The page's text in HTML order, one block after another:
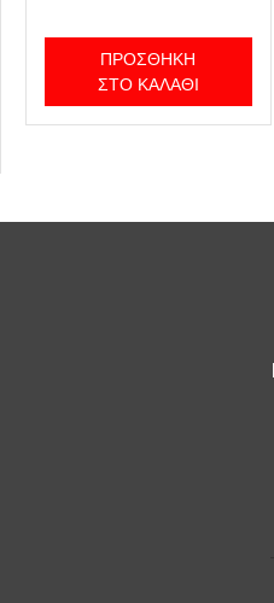
ΠΡΟΣΘΉΚΗ
ΣΤΟ ΚΑΛΆΘΙ